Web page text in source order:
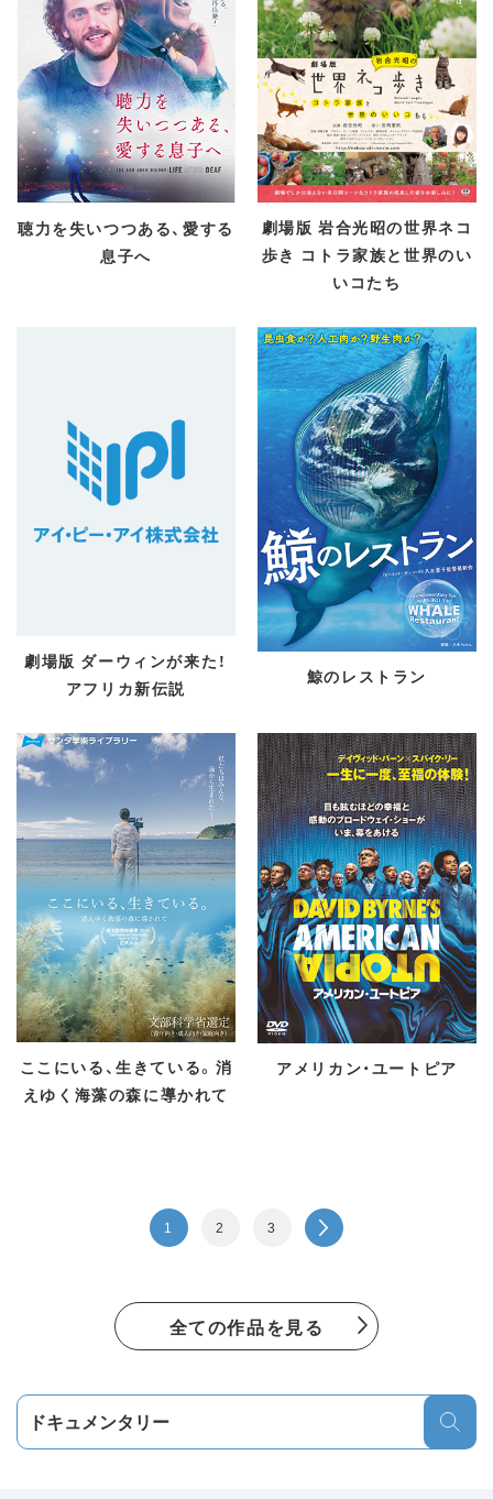
聴力を失いつつある、愛する
息子へ
劇場版 岩合光昭の世界ネコ
歩き コトラ家族と世界のい
いコたち
劇場版 ダーウィンが来た！
アフリカ新伝説
鯨のレストラン
ここにいる、生きている。消
えゆく海藻の森に導かれて
アメリカン・ユートピア
1 2 3
全ての作品を見る